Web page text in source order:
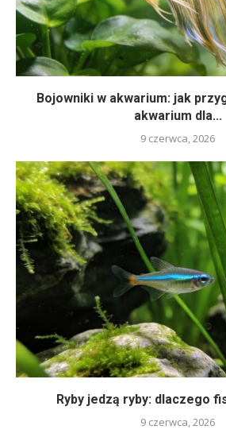
Bojowniki w akwarium: jak
akwarium dla...
9 czerwca, 2026
Ryby jedzą ryby: dlaczego
9 czerwca, 2026